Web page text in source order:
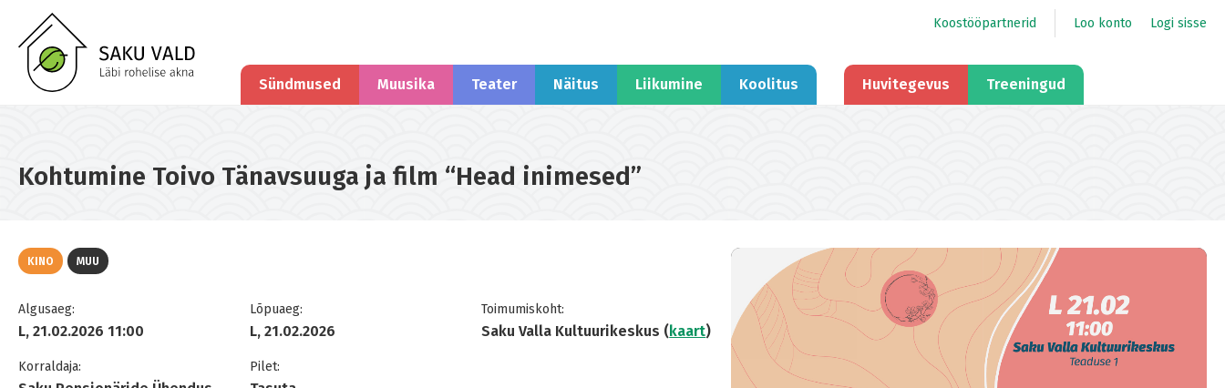
Koostööpartnerid Loo konto Logi sisse
Sündmused Muusika Teater Näitus Liikumine Koolitus Huvitegevus Treeningud
Kohtumine Toivo Tänavsuuga ja film “Head inimesed”
KINO MUU
Algusaeg:
L, 21.02.2026 11:00
Lõpuaeg:
L, 21.02.2026
Toimumiskoht:
Saku Valla Kultuurikeskus (kaart)
Korraldaja: Pilet: